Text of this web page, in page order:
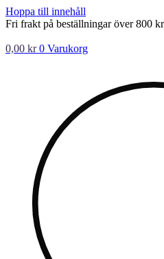
Hoppa till innehåll
Fri frakt på beställningar över 800 kr
0,00 kr 0 Varukorg